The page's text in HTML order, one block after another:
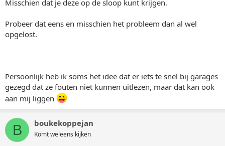
Misschien dat je deze op de sloop kunt krijgen.
Probeer dat eens en misschien het probleem dan al wel
opgelost.
Persoonlijk heb ik soms het idee dat er iets te snel bij garages
gezegd dat ze fouten niet kunnen uitlezen, maar dat kan ook
aan mij liggen
B boukekoppejan
Komt weleens kijken